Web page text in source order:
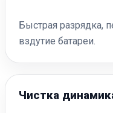
Быстрая разрядка,
вздутие батареи.
Чистка